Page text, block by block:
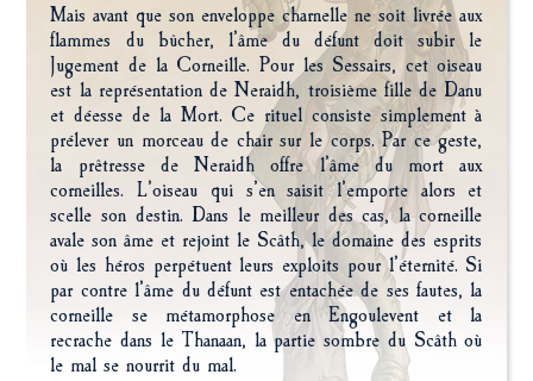
Mais avant que son enveloppe charnelle ne soit livrée aux
flammes du bûcher, l’âme du défunt doit subir le
Jugement de la Corneille. Pour les Sessairs, cet oiseau
est la représentation de Neraidh, troisième fille de Danu
et déesse de la Mort. Ce rituel consiste simplement à
prélever un morceau de chair sur le corps. Par ce geste,
la prêtresse de Neraidh offre l’âme du mort aux
corneilles. L’oiseau qui s’en saisit l’emporte alors et
scelle son destin. Dans le meilleur des cas, la corneille
avale son âme et rejoint le Scâth, le domaine des esprits
où les héros perpétuent leurs exploits pour l’éternité. Si
par contre l’âme du défunt est entachée de ses fautes, la
corneille se métamorphose en Engoulevent et la
recrache dans le Thanaan, la partie sombre du Scâth où
le mal se nourrit du mal.